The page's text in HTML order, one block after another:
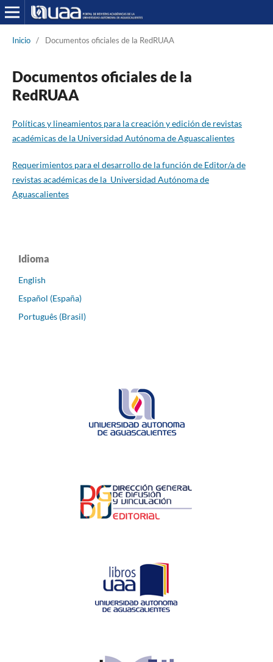
Inicio / Documentos oficiales de la RedRUAA
Documentos oficiales de la
RedRUAA
Políticas y lineamientos para la creación y edición de revistas
académicas de la Universidad Autónoma de Aguascalientes
Requerimientos para el desarrollo de la función de Editor/a de
revistas académicas de la Universidad Autónoma de
Aguascalientes
Idioma
English
Español (España)
Português (Brasil)